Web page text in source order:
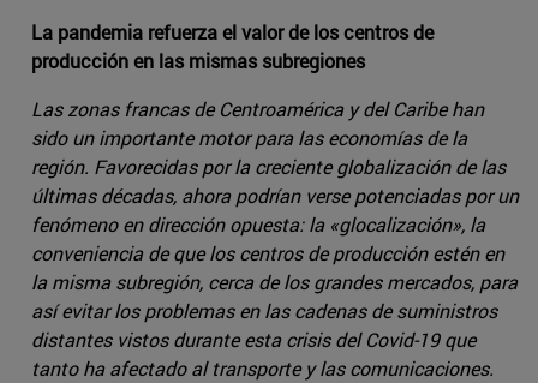
La pandemia refuerza el valor de los centros de
producción en las mismas subregiones
Las zonas francas de Centroamérica y del Caribe han
sido un importante motor para las economías de la
región. Favorecidas por la creciente globalización de las
últimas décadas, ahora podrían verse potenciadas por un
fenómeno en dirección opuesta: la «glocalización», la
conveniencia de que los centros de producción estén en
la misma subregión, cerca de los grandes mercados, para
así evitar los problemas en las cadenas de suministros
distantes vistos durante esta crisis del Covid-19 que
tanto ha afectado al transporte y las comunicaciones.